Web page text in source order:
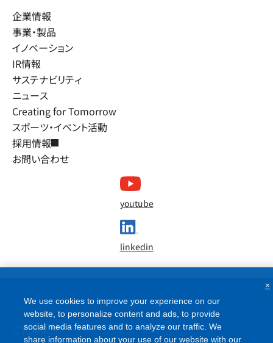
企業情報
事業・製品
イノベーション
IR情報
サステナビリティ
ニュース
Creating for Tomorrow
スポーツ・イベント活動
採用情報
お問い合わせ
youtube
linkedin
ご利用条件
We use cookies to improve your experience on our
website, to personalize content and ads, to provide
social media features and to analyze our traffic. We
share information about your use of our website with our
×